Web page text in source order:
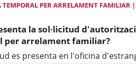
TEMPORAL PER ARRELAMENT FAMILIAR
la sol·licitud
per arrelament familiar?
es presenta en l'oficina